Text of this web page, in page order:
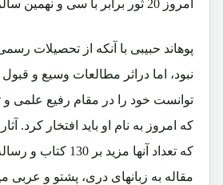
امروز 20 ثور برابر با سی و نهمین سالروز وفات اوست.
پوهاند حبیبی با آنکه از تحصیلات
نبود، اما دراثر مطالعات وسیع و
توانست خود را در مقام رفیع علمی و
که امروز به نام او باید افتخار کرد.
مقاله به زبانهای دری، پشتو و عربی